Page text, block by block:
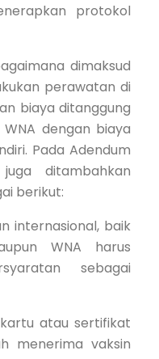
protokol
dimaksud
perawatan di
biaya ditanggung
dengan biaya
Pada Adendum
ditambahkan
berikut:
internasional, baik
WNA harus
sebagai
atau sertifikat
menerima vaksin